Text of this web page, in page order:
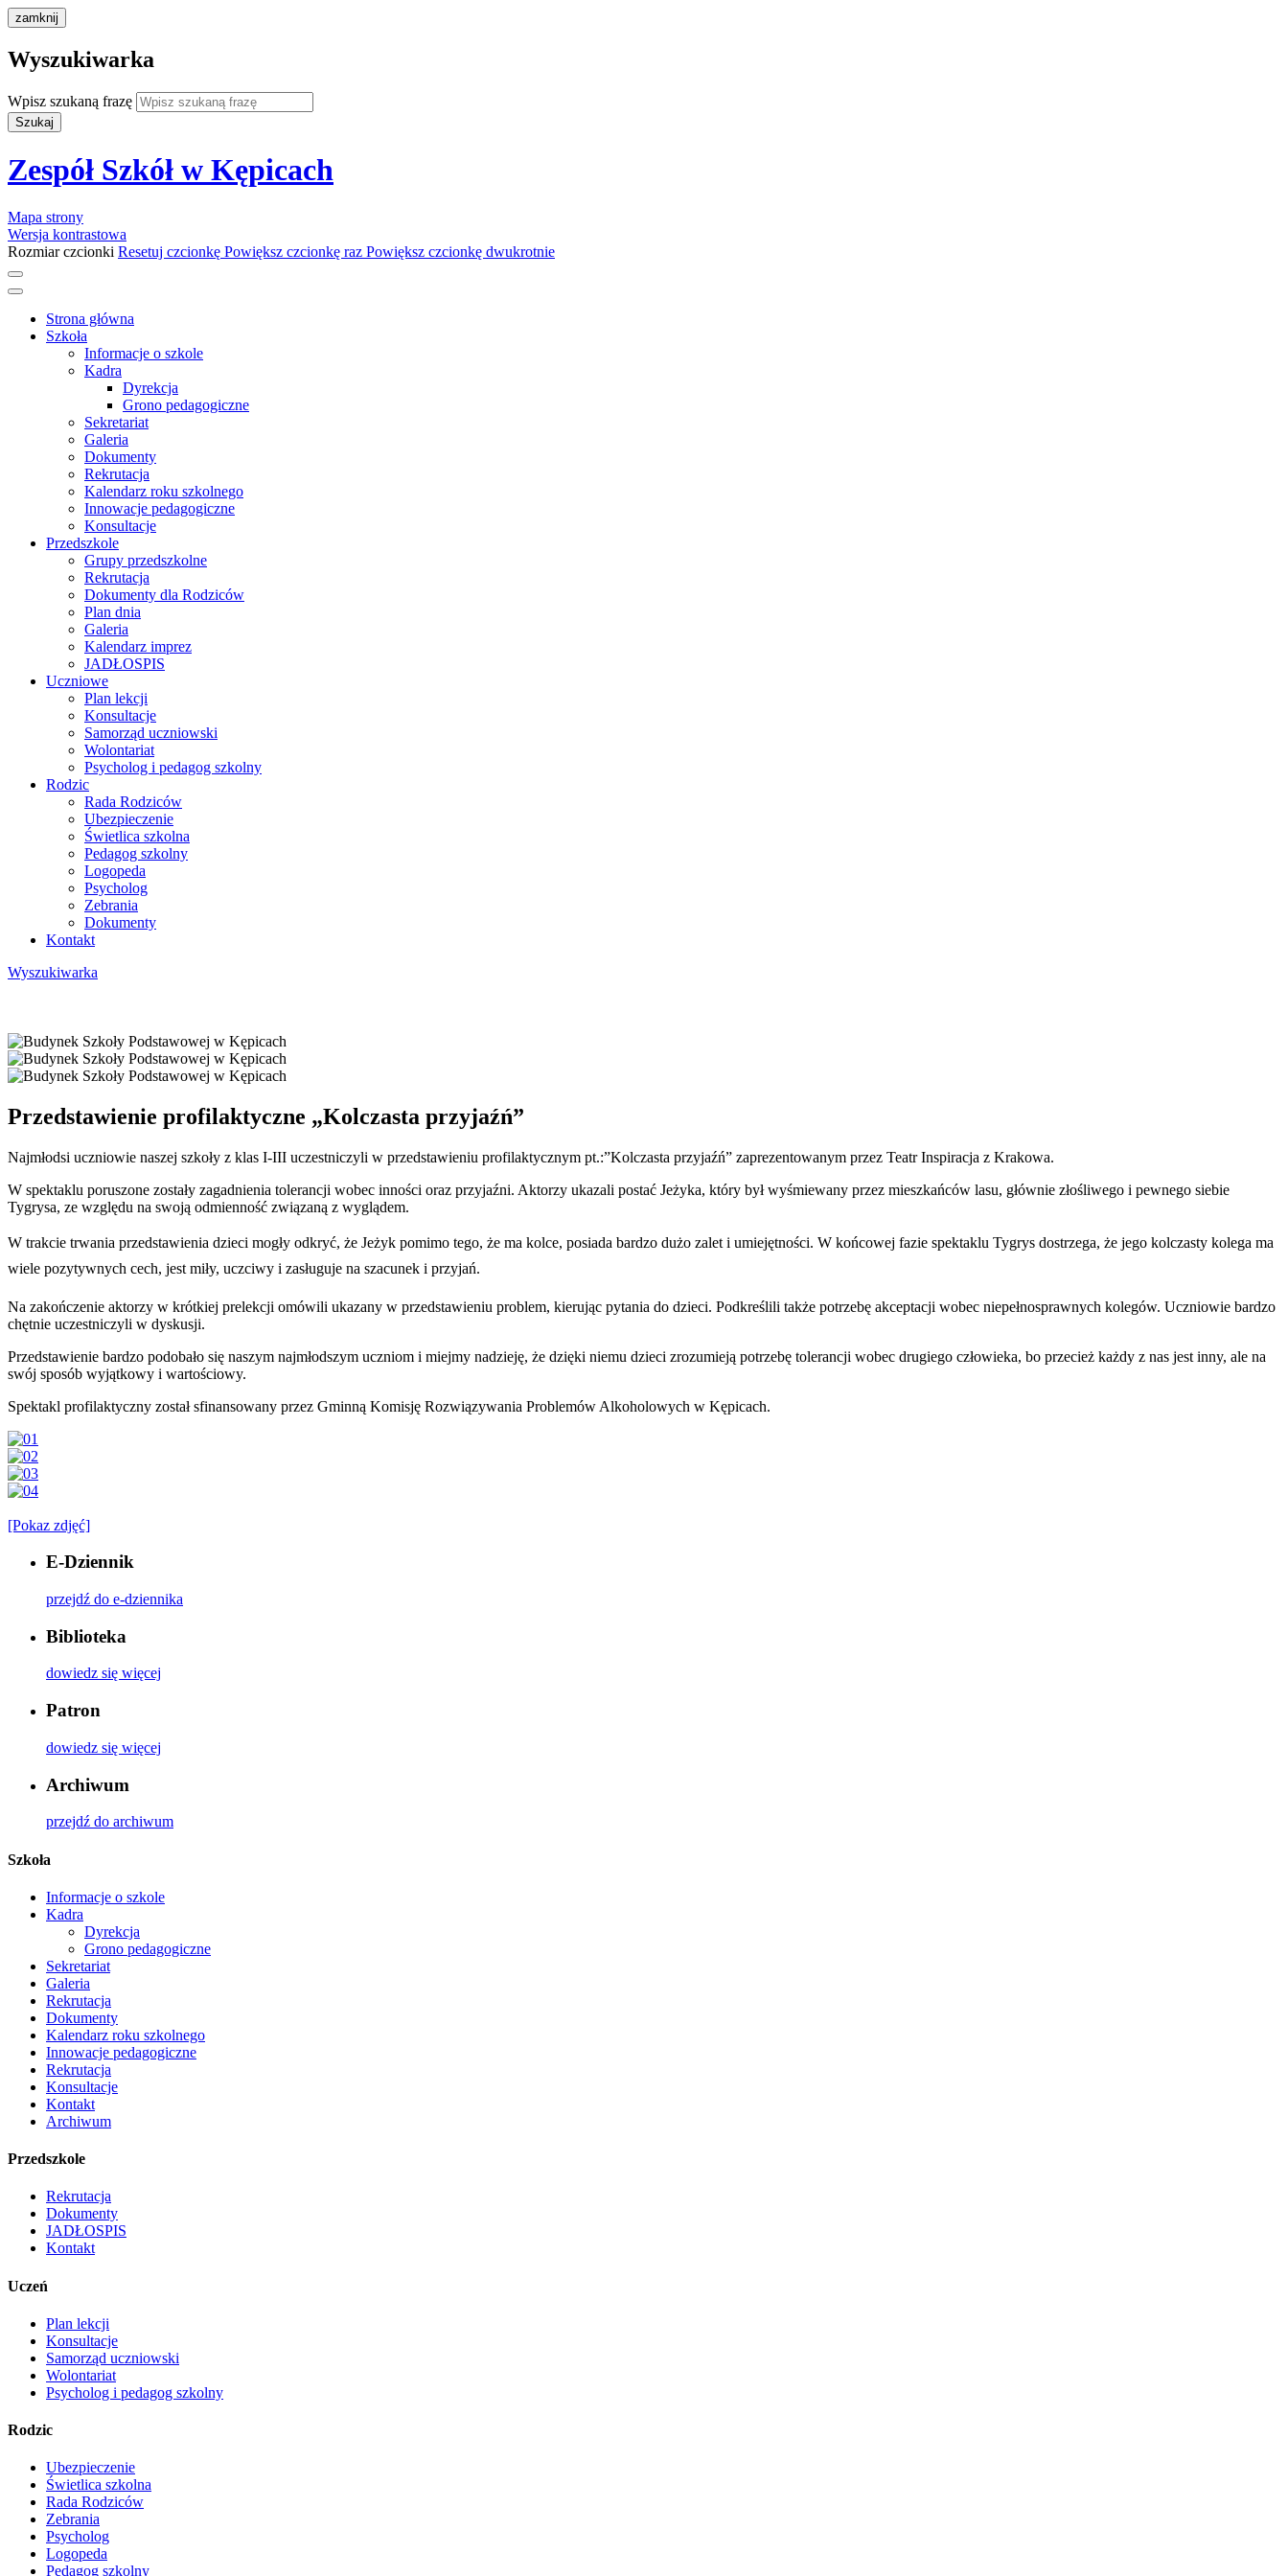
zamknij
Wyszukiwarka
Wpisz szukaną frazę
Szukaj
Zespół Szkół w Kępicach
Mapa strony
Wersja kontrastowa
Rozmiar czcionki Resetuj czcionkę Powiększ czcionkę raz Powiększ czcionkę dwukrotnie
Strona główna
Szkoła
Informacje o szkole
Kadra
Dyrekcja
Grono pedagogiczne
Sekretariat
Galeria
Dokumenty
Rekrutacja
Kalendarz roku szkolnego
Innowacje pedagogiczne
Konsultacje
Przedszkole
Grupy przedszkolne
Rekrutacja
Dokumenty dla Rodziców
Plan dnia
Galeria
Kalendarz imprez
JADŁOSPIS
Uczniowe
Plan lekcji
Konsultacje
Samorząd uczniowski
Wolontariat
Psycholog i pedagog szkolny
Rodzic
Rada Rodziców
Ubezpieczenie
Świetlica szkolna
Pedagog szkolny
Logopeda
Psycholog
Zebrania
Dokumenty
Kontakt
Wyszukiwarka
Przedstawienie profilaktyczne „Kolczasta przyjaźń”
Najmłodsi uczniowie naszej szkoły z klas I-III uczestniczyli w przedstawieniu profilaktycznym pt.:”Kolczasta przyjaźń” zaprezentowanym przez Teatr Inspiracja z Krakowa.
W spektaklu poruszone zostały zagadnienia tolerancji wobec inności oraz przyjaźni. Aktorzy ukazali postać Jeżyka, który był wyśmiewany przez mieszkańców lasu, głównie złośliwego i pewnego siebie
Tygrysa, ze względu na swoją odmienność związaną z wyglądem.
W trakcie trwania przedstawienia dzieci mogły odkryć, że Jeżyk pomimo tego, że ma kolce, posiada bardzo dużo zalet i umiejętności. W końcowej fazie spektaklu Tygrys dostrzega, że jego kolczasty kolega ma
wiele pozytywnych cech, jest miły, uczciwy i zasługuje na szacunek i przyjań.
Na zakończenie aktorzy w krótkiej prelekcji omówili ukazany w przedstawieniu problem, kierując pytania do dzieci. Podkreślili także potrzebę akceptacji wobec niepełnosprawnych kolegów. Uczniowie bardzo
chętnie uczestniczyli w dyskusji.
Przedstawienie bardzo podobało się naszym najmłodszym uczniom i miejmy nadzieję, że dzięki niemu dzieci zrozumieją potrzebę tolerancji wobec drugiego człowieka, bo przecież każdy z nas jest inny, ale na
swój sposób wyjątkowy i wartościowy.
Spektakl profilaktyczny został sfinansowany przez Gminną Komisję Rozwiązywania Problemów Alkoholowych w Kępicach.
[Pokaz zdjęć]
E-Dziennik
przejdź do e-dziennika
Biblioteka
dowiedz się więcej
Patron
dowiedz się więcej
Archiwum
przejdź do archiwum
Szkoła
Informacje o szkole
Kadra
Dyrekcja
Grono pedagogiczne
Sekretariat
Galeria
Rekrutacja
Dokumenty
Kalendarz roku szkolnego
Innowacje pedagogiczne
Rekrutacja
Konsultacje
Kontakt
Archiwum
Przedszkole
Rekrutacja
Dokumenty
JADŁOSPIS
Kontakt
Uczeń
Plan lekcji
Konsultacje
Samorząd uczniowski
Wolontariat
Psycholog i pedagog szkolny
Rodzic
Ubezpieczenie
Świetlica szkolna
Rada Rodziców
Zebrania
Psycholog
Logopeda
Pedagog szkolny